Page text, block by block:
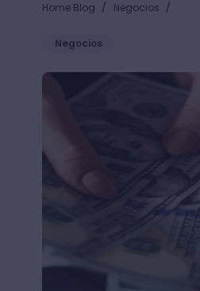
Home Blog / Negocios /
Negocios
¿Qué es el Valor